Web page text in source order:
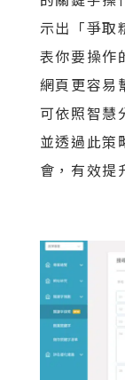
示出「爭取
表你要操作
網頁更容易
可依照智慧
並透過此策
會，有效提